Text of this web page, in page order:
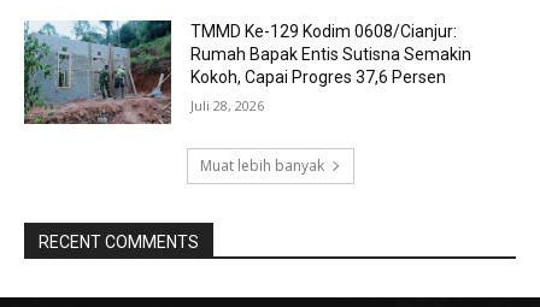
TMMD Ke-129 Kodim 0608/Cianjur:
Rumah Bapak Entis Sutisna Semakin
Kokoh, Capai Progres 37,6 Persen
Juli 28, 2026
Muat lebih banyak
RECENT COMMENTS